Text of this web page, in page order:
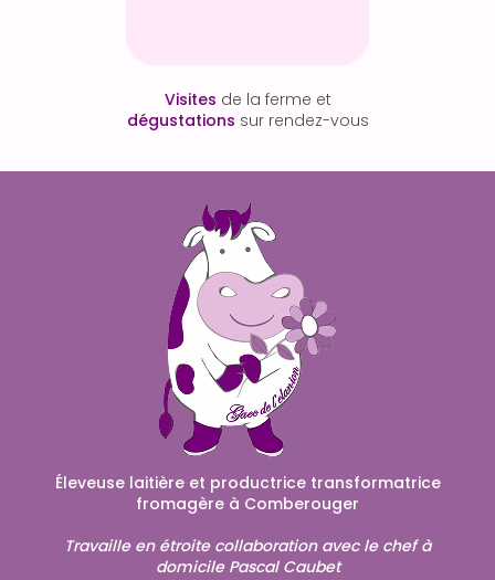
Visites de la ferme et
dégustations sur rendez-vous
Éleveuse laitière et productrice transformatrice
fromagère à Comberouger
Travaille en étroite collaboration avec le chef à
domicile Pascal Caubet